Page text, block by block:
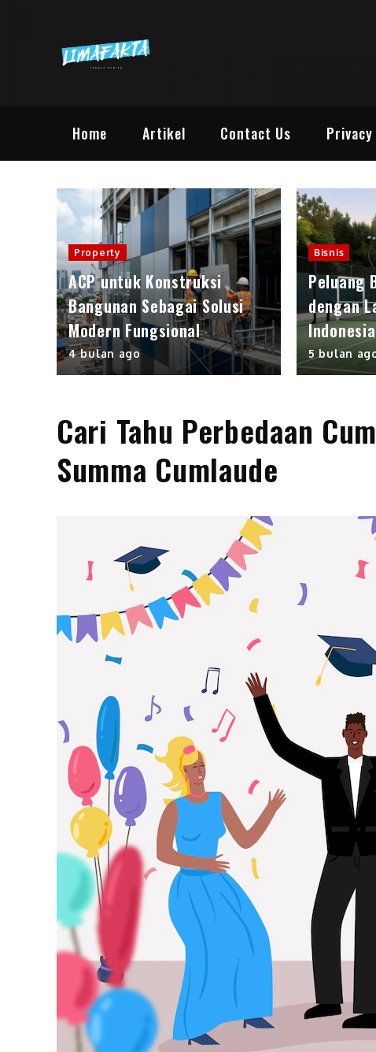
Home Artikel Contact Us
Property
ACP untuk Konstruksi
Bangunan Sebagai Solusi
Modern Fungsional
4 bulan ago
Bisnis
Peluang
dengan
Indonesia
5 bulan
Cari Tahu Perbedaan
Summa Cumlaude